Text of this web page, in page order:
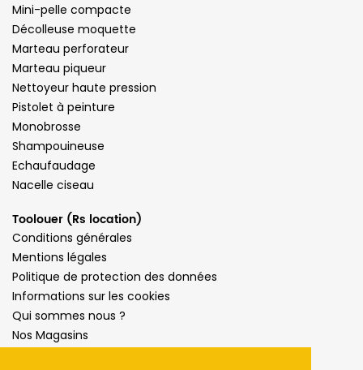
Mini-pelle compacte
Décolleuse moquette
Marteau perforateur
Marteau piqueur
Nettoyeur haute pression
Pistolet à peinture
Monobrosse
Shampouineuse
Echaufaudage
Nacelle ciseau
Toolouer (Rs location)
Conditions générales
Mentions légales
Politique de protection des données
Informations sur les cookies
Qui sommes nous ?
Nos Magasins